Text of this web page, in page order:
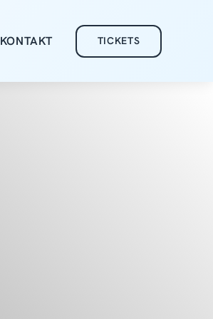
KONTAKT TICKETS